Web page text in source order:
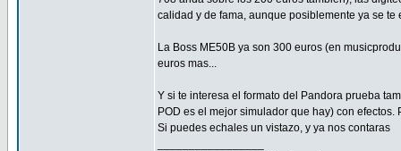
calidad y de fama, aunque posiblemente ya se te
La Boss ME50B ya son 300 euros (en
euros mas...
Y si te interesa el formato del Pandora prueba
POD es el mejor simulador que hay) con
Si puedes echales un vistazo, y ya nos contaras